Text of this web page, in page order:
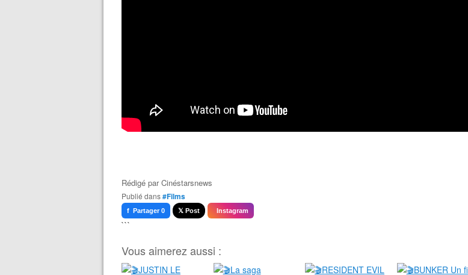
Rédigé parCinéstarsnews
Publié dans#Films
f Partager 0 𝕏 Post Instagram
```
Vous aimerez aussi :